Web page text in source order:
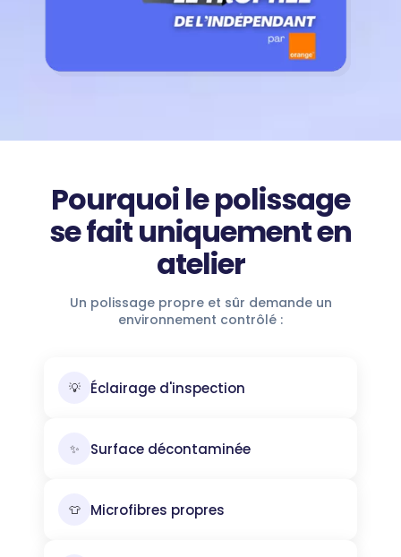
Pourquoi le polissage
se fait uniquement en
atelier
Un polissage propre et sûr demande un
environnement contrôlé :
💡 Éclairage d'inspection
✨ Surface décontaminée
👕 Microfibres propres